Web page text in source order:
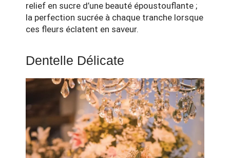
relief en sucre d’une beauté époustouflante ;
la perfection sucrée à chaque tranche lorsque
ces fleurs éclatent en saveur.
Dentelle Délicate